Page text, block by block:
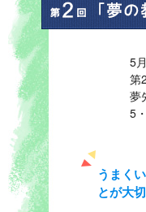
5
第
夢
5
うまく
とが大切